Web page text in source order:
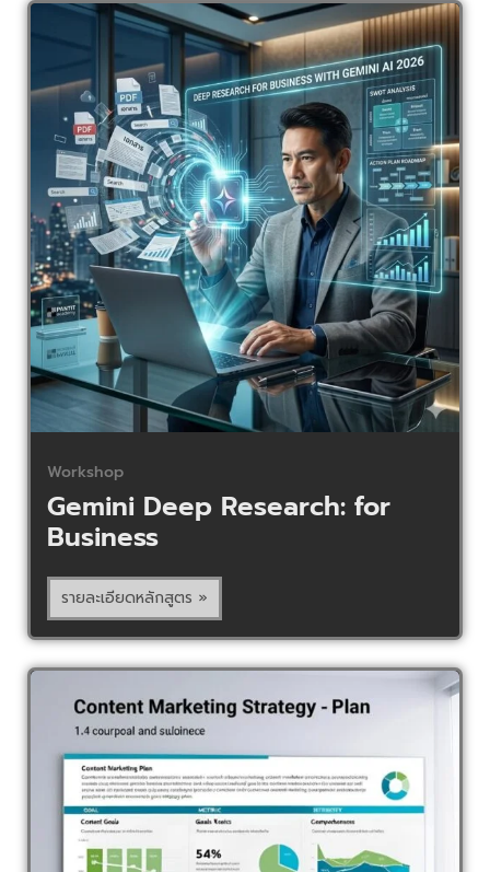
Workshop
Gemini Deep Research: for
Business
รายละเอียดหลักสูตร »